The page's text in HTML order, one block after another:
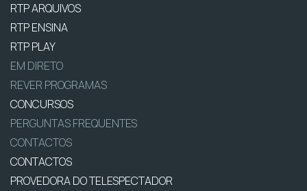
RTP ARQUIVOS
RTP ENSINA
RTP PLAY
EM DIRETO
REVER PROGRAMAS
CONCURSOS
PERGUNTAS FREQUENTES
CONTACTOS
CONTACTOS
PROVEDORA DO TELESPECTADOR